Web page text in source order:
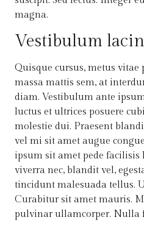
magna.
Vestibulum
Quisque cursus, metus vitae
massa mattis sem, at
diam. Vestibulum ante
luctus et ultrices posuere
molestie dui. Praesent
vel mi sit amet augue
ipsum sit amet pede facilisis
viverra nec, blandit vel,
tincidunt malesuada tellus.
Curabitur sit amet mauris.
pulvinar ullamcorper. Nulla